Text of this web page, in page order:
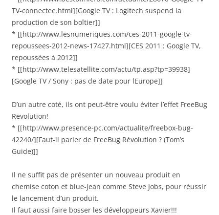
TV-connectee.html][Google TV : Logitech suspend la
production de son boîtier]]
* [[http://www.lesnumeriques.com/ces-2011-google-tv-
repoussees-2012-news-17427.html][CES 2011 : Google TV,
repoussées à 2012]]
* [[http://www.telesatellite.com/actu/tp.asp?tp=39938]
[Google TV / Sony : pas de date pour lEurope]]
D’un autre coté, ils ont peut-être voulu éviter l’effet FreeBug
Revolution!
* [[http://www.presence-pc.com/actualite/freebox-bug-
42240/][Faut-il parler de FreeBug Révolution ? (Tom’s
Guide)]]
Il ne suffit pas de présenter un nouveau produit en
chemise coton et blue-jean comme Steve Jobs, pour réussir
le lancement d’un produit.
Il faut aussi faire bosser les développeurs Xavier!!!